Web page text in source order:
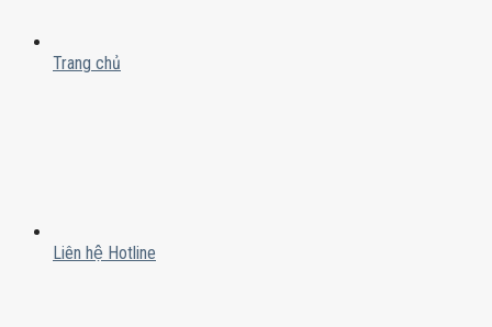
Trang chủ
Liên hệ Hotline